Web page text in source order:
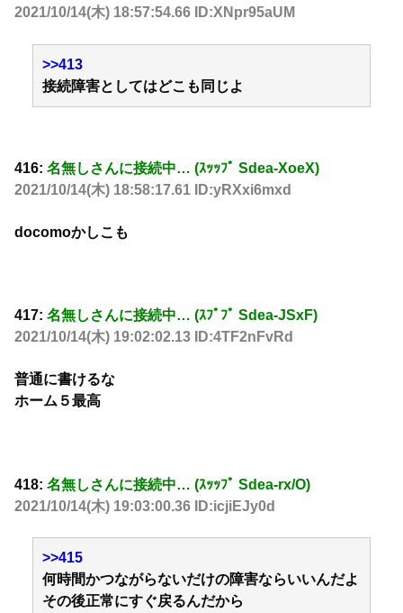
2021/10/14(木) 18:57:54.66 ID:XNpr95aUM
>>413
接続障害としてはどこも同じよ
416: 名無しさんに接続中… (ｽｯｯﾌﾟ Sdea-XoeX)
2021/10/14(木) 18:58:17.61 ID:yRXxi6mxd
docomoかしこも
417: 名無しさんに接続中… (ｽﾌﾟﾌﾟ Sdea-JSxF)
2021/10/14(木) 19:02:02.13 ID:4TF2nFvRd
普通に書けるな
ホーム５最高
418: 名無しさんに接続中… (ｽｯｯﾌﾟ Sdea-rx/O)
2021/10/14(木) 19:03:00.36 ID:icjiEJy0d
>>415
何時間かつながらないだけの障害ならいいんだよ
その後正常にすぐ戻るんだから